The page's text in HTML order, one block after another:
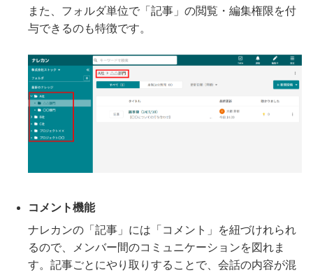
また、フォルダ単位で「記事」の閲覧・編集権限を付
与できるのも特徴です。
コメント機能
ナレカンの「記事」には「コメント」を紐づけれられ
るので、メンバー間のコミュニケーションを図れま
す。記事ごとにやり取りすることで、会話の内容が混